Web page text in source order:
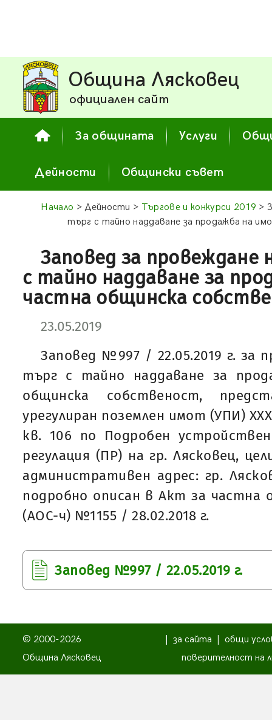
Община Лясковец
официален сайт
За общината Услуги
Дейности Общински съвет
Начало > Дейности > Търгове и конкурси 2019 >
търг с тайно наддаване за продажба на
Заповед за провеждане
с тайно наддаване за
частна общинска
23.05.2019
Заповед №997 / 22.05.2019 г. за
търг с тайно наддаване за
общинска собственост,
урегулиран поземлен имот (УПИ)
кв. 106 по Подробен
регулация (ПР) на гр. Лясковец,
административен адрес: гр.
подробно описан в Акт за частна
(АОС-ч) №1155 / 28.02.2018 г.
Заповед №997 / 22.05.2019 г.
© 2000-2026
Община Лясковец
за сайта
общи
поверителност на